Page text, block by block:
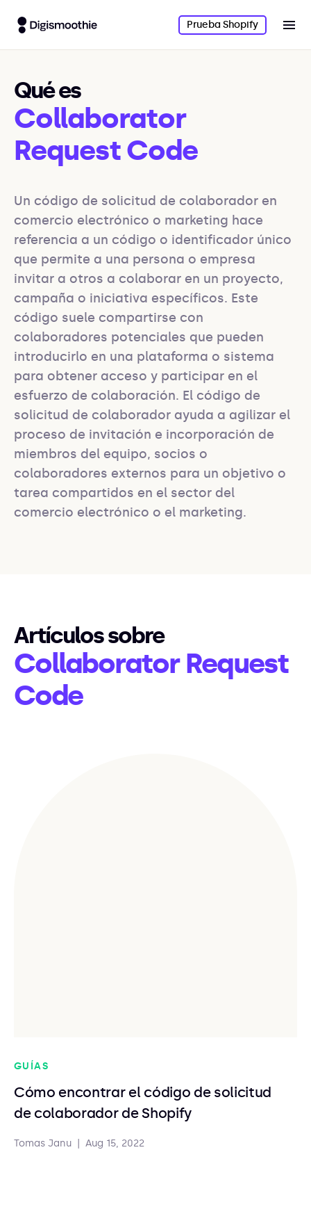
Prueba Shopify
Qué es
Collaborator
Request Code
Un código de solicitud de colaborador en
comercio electrónico o marketing hace
referencia a un código o identificador único
que permite a una persona o empresa
invitar a otros a colaborar en un proyecto,
campaña o iniciativa específicos. Este
código suele compartirse con
colaboradores potenciales que pueden
introducirlo en una plataforma o sistema
para obtener acceso y participar en el
esfuerzo de colaboración. El código de
solicitud de colaborador ayuda a agilizar el
proceso de invitación e incorporación de
miembros del equipo, socios o
colaboradores externos para un objetivo o
tarea compartidos en el sector del
comercio electrónico o el marketing.
Artículos sobre
Collaborator Request
Code
GUÍAS
Cómo encontrar el código de solicitud
de colaborador de Shopify
Tomas Janu Aug 15, 2022